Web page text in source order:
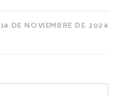
14 DE NOVIEMBRE DE 2024